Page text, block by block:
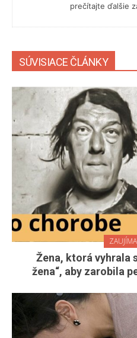
prečítajte ďalšie
SÚVISIACE ČLÁNKY
Žena, ktorá vyhrala
žena“, aby zarobila